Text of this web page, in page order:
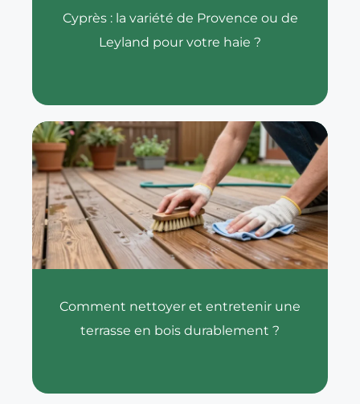
Cyprès : la variété de Provence ou de
Leyland pour votre haie ?
Comment nettoyer et entretenir une
terrasse en bois durablement ?